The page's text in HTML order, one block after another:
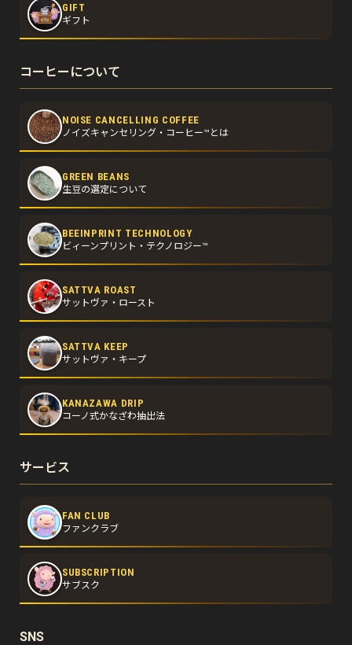
GIFT
ギフト
コーヒーについて
NOISE CANCELLING COFFEE
ノイズキャンセリング・コーヒー™とは
GREEN BEANS
生豆の選定について
BEEINPRINT TECHNOLOGY
ビィーンプリント・テクノロジー™
SATTVA ROAST
サットヴァ・ロースト
SATTVA KEEP
サットヴァ・キープ
KANAZAWA DRIP
コーノ式かなざわ抽出法
サービス
FAN CLUB
ファンクラブ
SUBSCRIPTION
サブスク
SNS